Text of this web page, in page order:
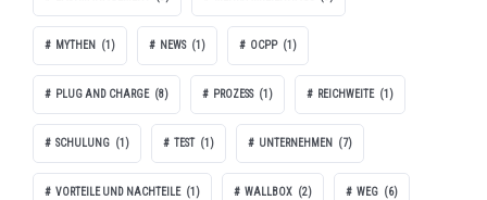
MYTHEN (1) NEWS (1) OCPP (1)
PLUG AND CHARGE (8) PROZESS (1) REICHWEITE (1)
SCHULUNG (1) TEST (1) UNTERNEHMEN (7)
VORTEILE UND NACHTEILE (1) WALLBOX (2) WEG (6)